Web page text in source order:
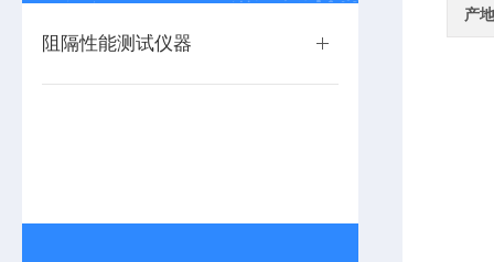
阻隔性能测试仪器
产